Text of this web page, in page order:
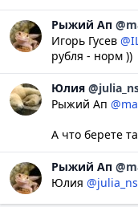
Рыжий Ап
Игорь Гусев
рубля - норм ))
Юлия
Рыжий Ап
А что берете
Рыжий Ап
Юлия